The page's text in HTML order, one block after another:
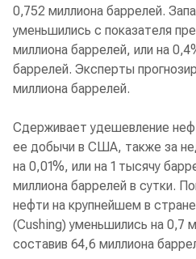
0,752 миллиона баррелей.
уменьшились с показателя
миллиона баррелей, или на
баррелей. Эксперты
миллиона баррелей.
Сдерживает удешевление
ее добычи в США, также за
на 0,01%, или на 1 тысячу
миллиона баррелей в сутки.
нефти на крупнейшем в
(Cushing) уменьшились на 0,7
составив 64,6 миллиона